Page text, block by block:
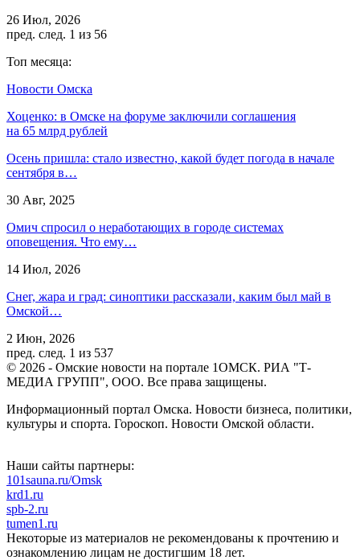
26 Июл, 2026
пред. след. 1 из 56
Топ месяца:
Новости Омска
Хоценко: в Омске на форуме заключили соглашения
на 65 млрд рублей
Осень пришла: стало известно, какой будет погода в начале
сентября в…
30 Авг, 2025
Омич спросил о неработающих в городе системах
оповещения. Что ему…
14 Июл, 2026
Снег, жара и град: синоптики рассказали, каким был май в
Омской…
2 Июн, 2026
пред. след. 1 из 537
© 2026 - Омские новости на портале 1ОМСК. РИА "Т-
МЕДИА ГРУПП", ООО. Все права защищены.
Информационный портал Омска. Новости бизнеса, политики,
культуры и спорта. Гороскоп. Новости Омской области.
Наши сайты партнеры:
101sauna.ru/Omsk
krd1.ru
spb-2.ru
tumen1.ru
Некоторые из материалов не рекомендованы к прочтению и
ознакомлению лицам не достигшим 18 лет.